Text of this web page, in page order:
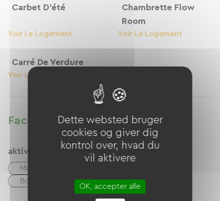
Carbet D'été
Voir Le Logement
Chambrette Flow
Room
Voir Le Logement
Carré De Verdure
Voir Le Logement
Faciliteter
aktiviteter
Minigolf
Boulodrome / Petanquebane
Dette websted bruger
cookies og giver dig
kontrol over, hvad du
vil aktivere
OK, accepter alle